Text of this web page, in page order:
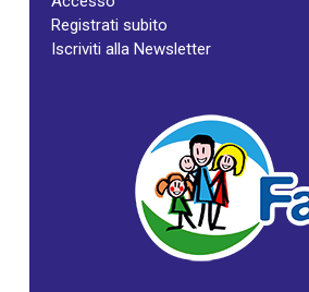
Registrati subito
Iscriviti alla Newsletter